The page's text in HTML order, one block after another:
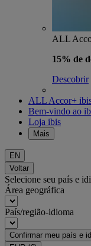
ALL
15% de
Descobrir
ALL Accor+
Bem-vindo ao
Loja ibis
Mais
EN
Voltar
Selecione seu país e
Área geográfica
País/região-idioma
Confirmar meu país e